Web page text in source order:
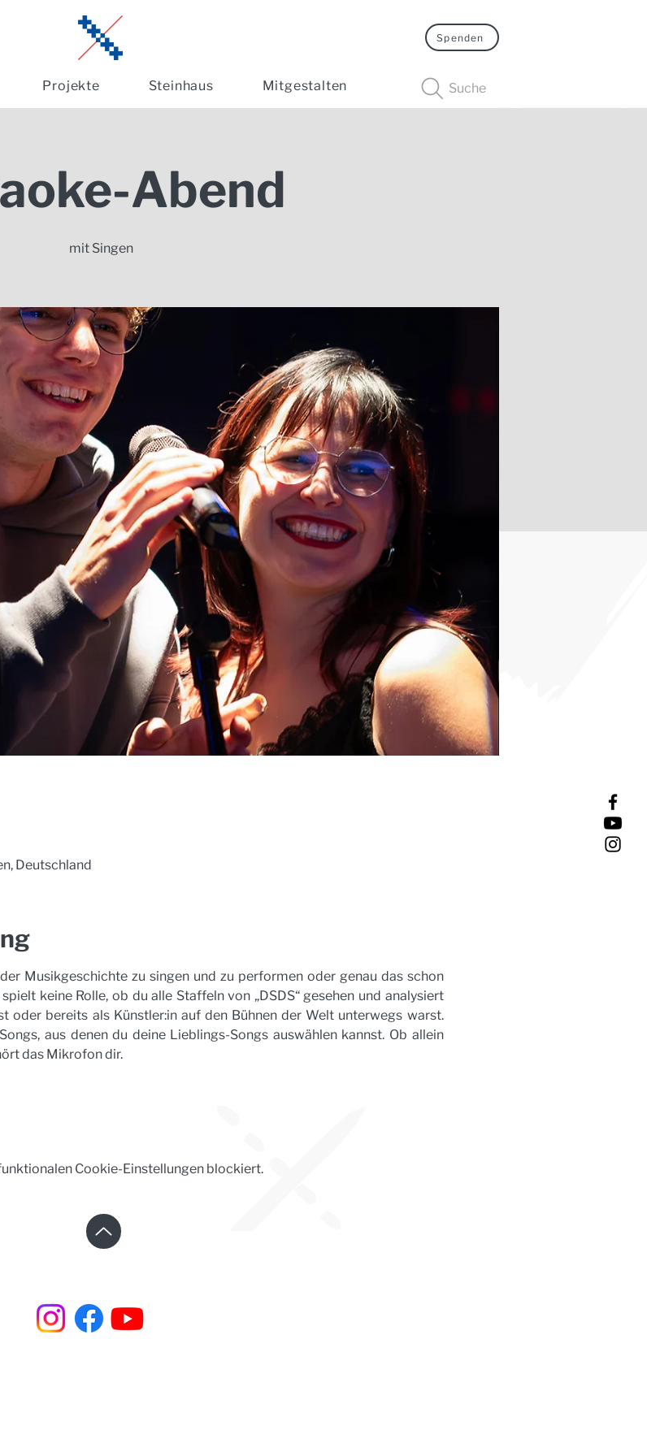
Projekte Steinhaus Mitgestalten
Spenden
Suche
Abend
mit Singen
Deutschland
Musikgeschichte zu singen und zu performen oder genau das schon
keine Rolle, ob du alle Staffeln von „DSDS“ gesehen und analysiert
oder bereits als Künstler:in auf den Bühnen der Welt unterwegs warst.
aus denen du deine Lieblings-Songs auswählen kannst. Ob allein
das Mikrofon dir.
Cookie-Einstellungen blockiert.